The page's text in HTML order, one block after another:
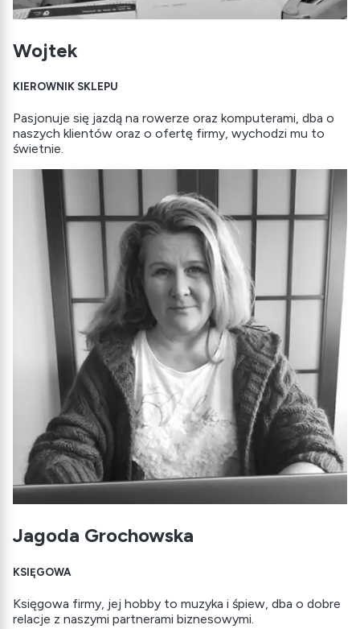
Wojtek
KIEROWNIK SKLEPU
Pasjonuje się jazdą na rowerze oraz komputerami, dba o
naszych klientów oraz o ofertę firmy, wychodzi mu to
świetnie.
Jagoda Grochowska
KSIĘGOWA
Księgowa firmy, jej hobby to muzyka i śpiew, dba o dobre
relacje z naszymi partnerami biznesowymi.